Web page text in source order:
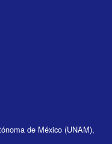
de México (UNAM),